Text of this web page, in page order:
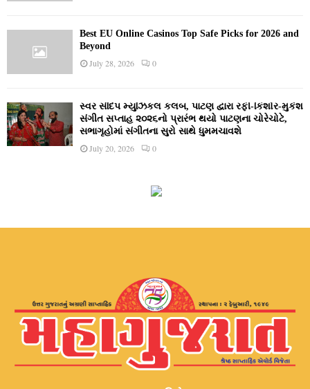
Best EU Online Casinos Top Safe Picks for 2026 and
Beyond
July 28, 2026 0
સ્વર સંદિપ મ્યુઝિકલ કલબ, પાટણ દ્વારા રફી-કિશોર-મુકેશ
સંગીત સપ્તાહ ૨૦૨૬નો પ્રારંભ થયો પાટણના ચોરેચોટે,
સભાગૃહોમાં સંગીતના સુરો સાથે ધુમમચાવશે
July 20, 2026 0